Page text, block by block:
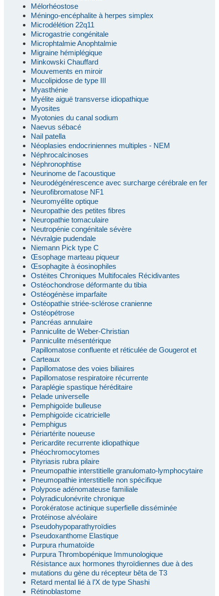
Mélorhéostose
Méningo-encéphalite à herpes simplex
Microdélétion 22q11
Microgastrie congénitale
Microphtalmie Anophtalmie
Migraine hémiplégique
Minkowski Chauffard
Mouvements en miroir
Mucolipidose de type III
Myasthénie
Myélite aiguë transverse idiopathique
Myosites
Myotonies du canal sodium
Naevus sébacé
Nail patella
Néoplasies endocriniennes multiples - NEM
Néphrocalcinoses
Néphronophtise
Neurinome de l'acoustique
Neurodégénérescence avec surcharge cérébrale en fer
Neurofibromatose NF1
Neuromyélite optique
Neuropathie des petites fibres
Neuropathie tomaculaire
Neutropénie congénitale sévère
Névralgie pudendale
Niemann Pick type C
Œsophage marteau piqueur
Œsophagite à éosinophiles
Ostéites Chroniques Multifocales Récidivantes
Ostéochondrose déformante du tibia
Ostéogénèse imparfaite
Ostéopathie striée-sclérose cranienne
Ostéopétrose
Pancréas annulaire
Panniculite de Weber-Christian
Panniculite mésentérique
Papillomatose confluente et réticulée de Gougerot et
Carteaux
Papillomatose des voies biliaires
Papillomatose respiratoire récurrente
Paraplégie spastique héréditaire
Pelade universelle
Pemphigoïde bulleuse
Pemphigoïde cicatricielle
Pemphigus
Périartérite noueuse
Pericardite recurrente idiopathique
Phéochromocytomes
Pityriasis rubra pilaire
Pneumopathie interstitielle granulomato-lymphocytaire
Pneumopathie interstitielle non spécifique
Polypose adénomateuse familiale
Polyradiculonévrite chronique
Porokératose actinique superfielle disséminée
Protéinose alvéolaire
Pseudohypoparathyroïdies
Pseudoxanthome Elastique
Purpura rhumatoïde
Purpura Thrombopénique Immunologique
Résistance aux hormones thyroïdiennes due à des
mutations du gène du récepteur bêta de T3
Retard mental lié à l’X de type Shashi
Rétinoblastome